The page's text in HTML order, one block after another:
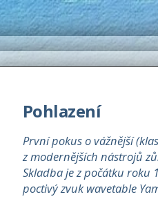
Pohlazení
První pokus o vážnější
z modernějších nástrojů
Skladba je z počátku roku
poctivý zvuk wavetable